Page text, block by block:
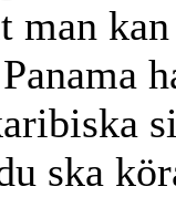
man
ska